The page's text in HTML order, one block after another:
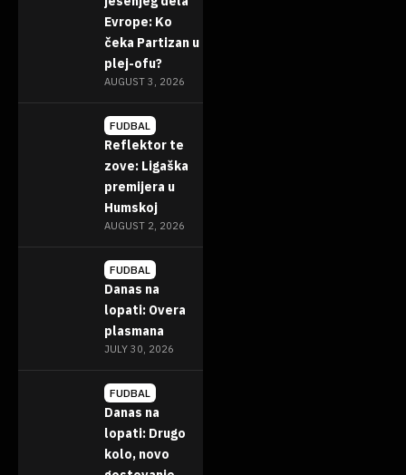
Evrope: Ko
čeka Partizan u
plej-ofu?
AUGUST 3, 2026
FUDBAL
Reflektor te
zove: Ligaška
premijera u
Humskoj
AUGUST 2, 2026
FUDBAL
Danas na
lopati: Overa
plasmana
JULY 30, 2026
FUDBAL
Danas na
lopati: Drugo
kolo, novo